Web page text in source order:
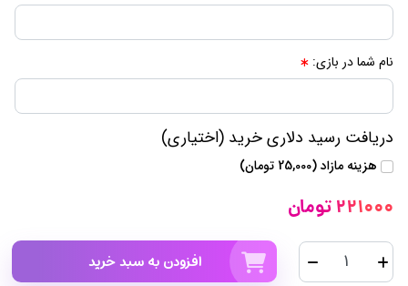
نام شما در بازی:
دریافت رسید دلاری خرید (اختیاری)
هزینه مازاد (25,000 تومان)
221000 تومان
افزودن به سبد خرید